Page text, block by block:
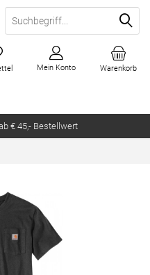
€ 45,- Bestellwert
Warenkorb
Mein Konto